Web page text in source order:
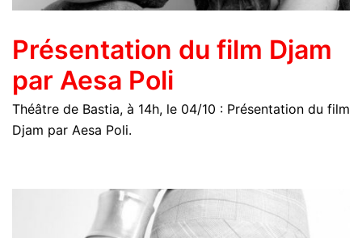
Présentation du film Djam
par Aesa Poli
Théâtre de Bastia, à 14h, le 04/10 : Présentation du film
Djam par Aesa Poli.